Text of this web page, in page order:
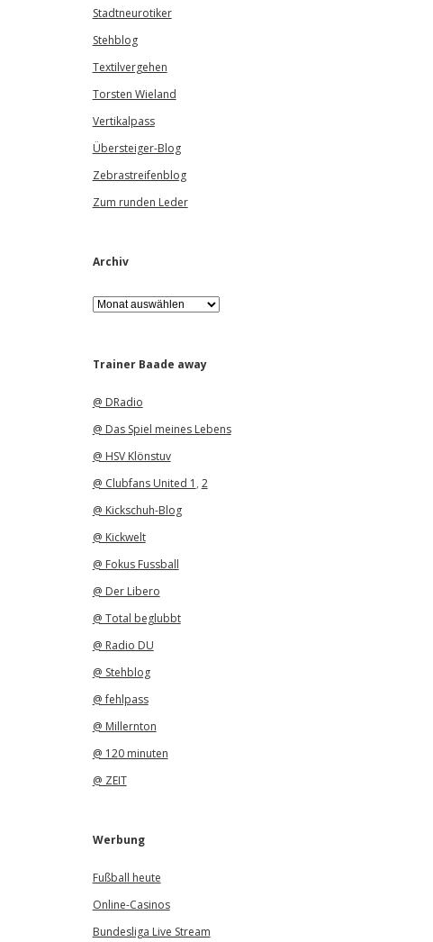
Stadtneurotiker
Stehblog
Textilvergehen
Torsten Wieland
Vertikalpass
Übersteiger-Blog
Zebrastreifenblog
Zum runden Leder
Archiv
A
r
iTrainer Baade away
@ DRadio
@ Das Spiel meines Lebens
@ HSV Klönstuv
@ Clubfans United 1 , 2
@ Kickschuh-Blog
@ Kickwelt
@ Fokus Fussball
@ Der Libero
@ Total beglubbt
@ Radio DU
@ Stehblog
@ fehlpass
@ Millernton
@ 120 minuten
@ ZEIT
Werbung
Fußball heute
Online-Casinos
Bundesliga Live Stream